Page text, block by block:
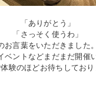
「ありがとう」
「さっそく使うわ」
お言葉をいただきました。
ベントなどまだまだ開催
験のほどお待ちしてお